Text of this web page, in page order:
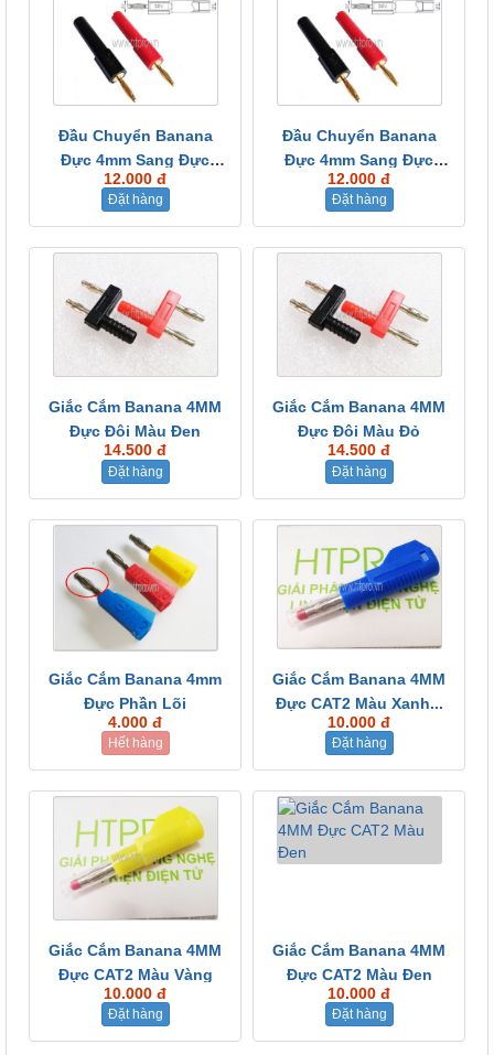
Đầu Chuyển Banana
Đực 4mm Sang Đực
2mm...
12.000 đ
Đặt hàng
Đầu Chuyển Banana
Đực 4mm Sang Đực
2mm...
12.000 đ
Đặt hàng
Giắc Cắm Banana 4MM
Đực Đôi Màu Đen
14.500 đ
Đặt hàng
Giắc Cắm Banana 4MM
Đực Đôi Màu Đỏ
14.500 đ
Đặt hàng
Giắc Cắm Banana 4mm
Đực Phần Lõi
4.000 đ
Hết hàng
Giắc Cắm Banana 4MM
Đực CAT2 Màu Xanh...
10.000 đ
Đặt hàng
Giắc Cắm Banana 4MM
Đực CAT2 Màu Vàng
10.000 đ
Đặt hàng
Giắc Cắm Banana 4MM
Đực CAT2 Màu Đen
10.000 đ
Đặt hàng